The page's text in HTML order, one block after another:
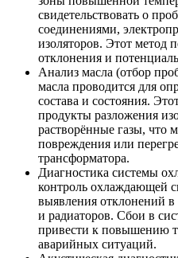
свидетельствовать о
соединениями,
изоляторов. Этот метод
отклонения и
Анализ масла (отбор
масла проводится для
состава и состояния.
продукты разложения
растворённые газы, что
повреждения или
трансформатора.
Диагностика системы
контроль охлаждающей
выявления отклонений в
и радиаторов. Сбои в
привести к повышению
аварийных ситуаций.